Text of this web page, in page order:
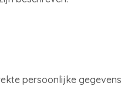
persoonlijke gegevens